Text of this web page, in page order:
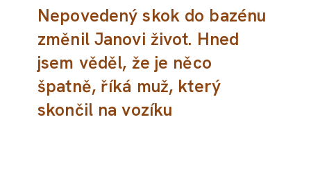
Nepovedený skok do bazénu
změnil Janovi život. Hned
jsem věděl, že je něco
špatně, říká muž, který
skončil na vozíku